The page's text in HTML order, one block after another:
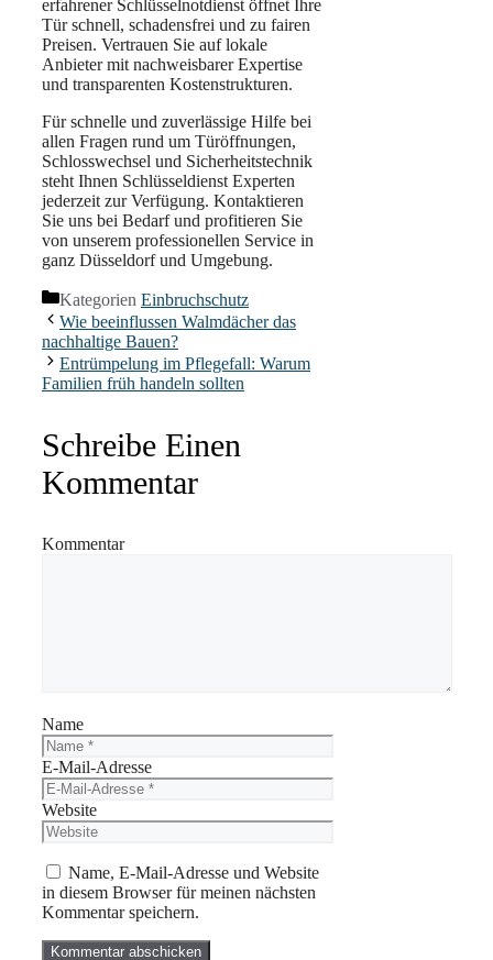
erfahrener Schlüsselnotdienst öffnet Ihre
Tür schnell, schadensfrei und zu fairen
Preisen. Vertrauen Sie auf lokale
Anbieter mit nachweisbarer Expertise
und transparenten Kostenstrukturen.
Für schnelle und zuverlässige Hilfe bei
allen Fragen rund um Türöffnungen,
Schlosswechsel und Sicherheitstechnik
steht Ihnen Schlüsseldienst Experten
jederzeit zur Verfügung. Kontaktieren
Sie uns bei Bedarf und profitieren Sie
von unserem professionellen Service in
ganz Düsseldorf und Umgebung.
Kategorien Einbruchschutz
Wie beeinflussen Walmdächer das
nachhaltige Bauen?
Entrümpelung im Pflegefall: Warum
Familien früh handeln sollten
Schreibe Einen
Kommentar
Kommentar
Name
E-Mail-Adresse
Website
Name, E-Mail-Adresse und Website
in diesem Browser für meinen nächsten
Kommentar speichern.